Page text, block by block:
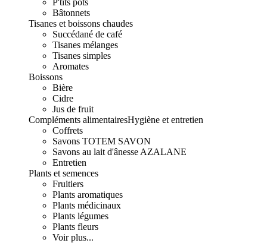
P'tits pots
Bâtonnets
Tisanes et boissons chaudes
Succédané de café
Tisanes mélanges
Tisanes simples
Aromates
Boissons
Bière
Cidre
Jus de fruit
Compléments alimentairesHygiène et entretien
Coffrets
Savons TOTEM SAVON
Savons au lait d'ânesse AZALANE
Entretien
Plants et semences
Fruitiers
Plants aromatiques
Plants médicinaux
Plants légumes
Plants fleurs
Voir plus...